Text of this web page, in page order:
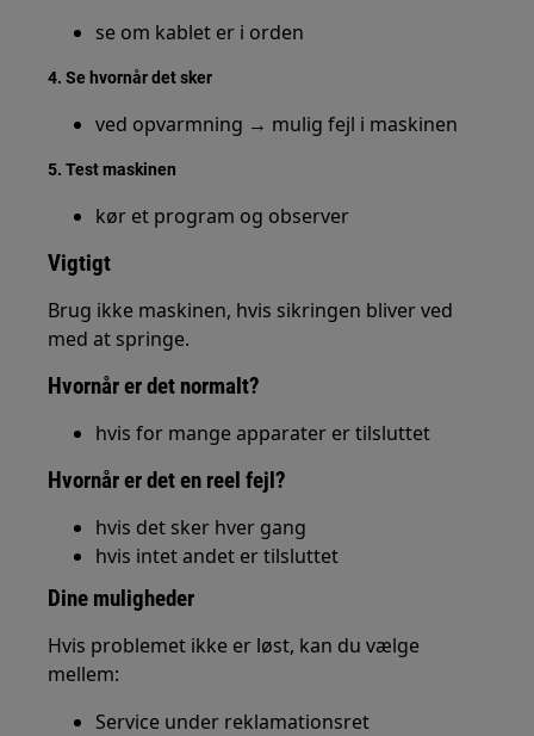
se om kablet er i orden
4. Se hvornår det sker
ved opvarmning → mulig fejl i maskinen
5. Test maskinen
kør et program og observer
Vigtigt
Brug ikke maskinen, hvis sikringen bliver ved
med at springe.
Hvornår er det normalt?
hvis for mange apparater er tilsluttet
Hvornår er det en reel fejl?
hvis det sker hver gang
hvis intet andet er tilsluttet
Dine muligheder
Hvis problemet ikke er løst, kan du vælge
mellem:
Service under reklamationsret